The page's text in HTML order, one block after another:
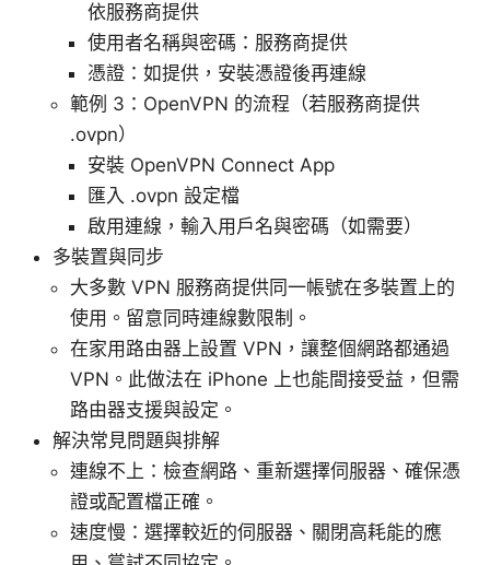
依服務商提供
使用者名稱與密碼：服務商提供
憑證：如提供，安裝憑證後再連線
範例 3：OpenVPN 的流程（若服務商提供
.ovpn）
安裝 OpenVPN Connect App
匯入 .ovpn 設定檔
啟用連線，輸入用戶名與密碼（如需要）
多裝置與同步
大多數 VPN 服務商提供同一帳號在多裝置上的
使用。留意同時連線數限制。
在家用路由器上設置 VPN，讓整個網路都通過
VPN。此做法在 iPhone 上也能間接受益，但需
路由器支援與設定。
解決常見問題與排解
連線不上：檢查網路、重新選擇伺服器、確保憑
證或配置檔正確。
速度慢：選擇較近的伺服器、關閉高耗能的應